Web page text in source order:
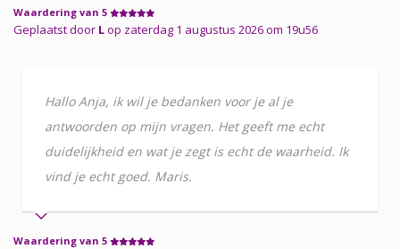
Waardering van 5
Geplaatst door Lop zaterdag 1 augustus 2026 om 19u56
Hallo Anja, ik wil je bedanken voor je al je
antwoorden op mijn vragen. Het geeft me echt
duidelijkheid en wat je zegt is echt de waarheid. Ik
vind je echt goed. Maris.
Waardering van 5